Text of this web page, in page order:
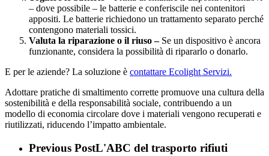
– dove possibile – le batterie e conferiscile nei contenitori
appositi. Le batterie richiedono un trattamento separato perché
contengono materiali tossici.
Valuta la riparazione o il riuso – Se un dispositivo è ancora
funzionante, considera la possibilità di ripararlo o donarlo.
E per le aziende? La soluzione è contattare Ecolight Servizi.
Adottare pratiche di smaltimento corrette promuove una cultura della
sostenibilità e della responsabilità sociale, contribuendo a un
modello di economia circolare dove i materiali vengono recuperati e
riutilizzati, riducendo l’impatto ambientale.
Previous PostL'ABC del trasporto rifiuti